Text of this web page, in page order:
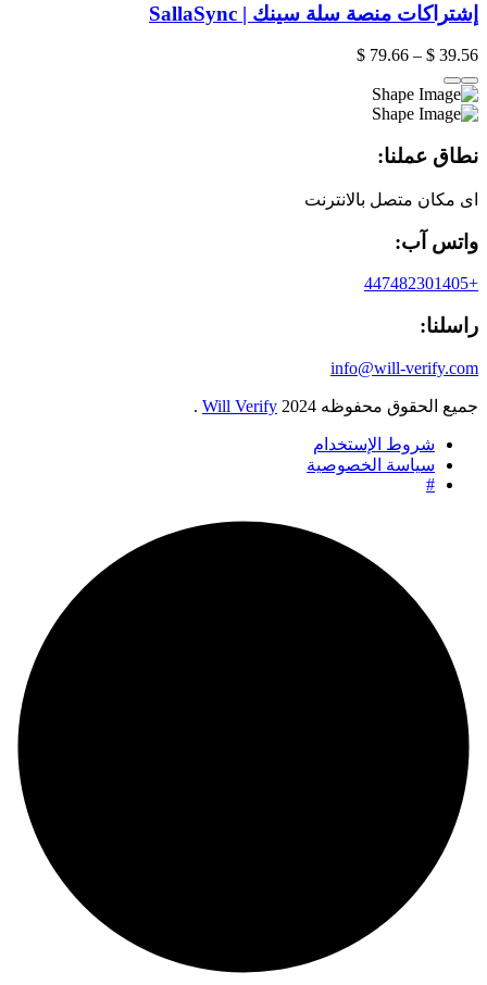
إشتراكات منصة سلة سينك | SallaSync
39.56
$
–
79.66
$
نطاق عملنا:
اى مكان متصل بالانترنت
واتس آب:
+447482301405
راسلنا:
info@will-verify.com
جميع الحقوق محفوظه 2024
Will Verify
.
شروط الإستخدام
سياسة الخصوصية
#